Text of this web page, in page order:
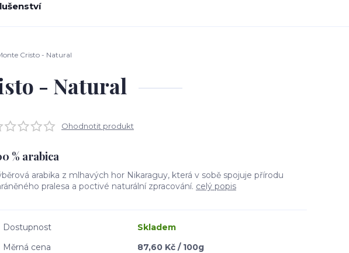
Cristo - Natural
- Natural
Ohodnotit produkt
% arabica
arabika z mlhavých hor Nikaraguy, která v sobě spojuje přírodu
pralesa a poctivé naturální zpracování. celý popis
Dostupnost
Skladem
Měrná cena
87,60 Kč / 100g